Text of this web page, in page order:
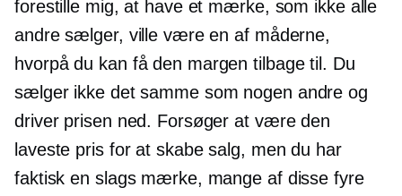
forestille mig, at have et mærke, som ikke alle
andre sælger, ville være en af ​​måderne,
hvorpå du kan få den margen tilbage til. Du
sælger ikke det samme som nogen andre og
driver prisen ned. Forsøger at være den
laveste pris for at skabe salg, men du har
faktisk en slags mærke, mange af disse fyre